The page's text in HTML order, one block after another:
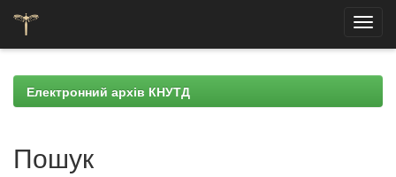
navigationЕлектронний архів КНУТД
Пошук